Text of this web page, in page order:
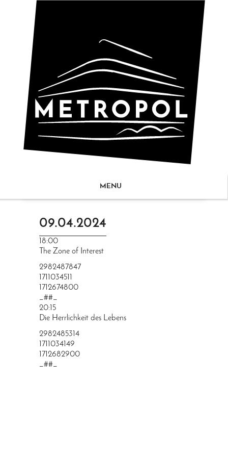
MENU
09.04.2024
18:00
The Zone of Interest
2982487847
1711034511
1712674800
_##_
20:15
Die Herrlichkeit des Lebens
2982485314
1711034149
1712682900
_##_